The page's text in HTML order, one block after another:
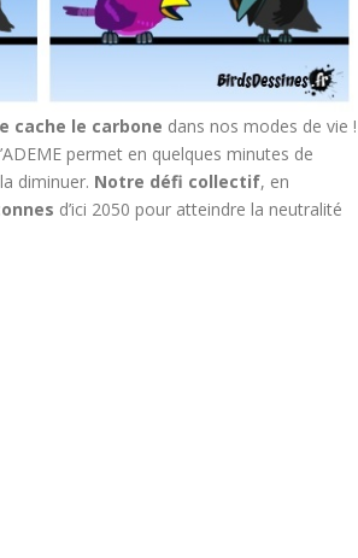
cache le carbone dans nos modes de vie !
permet en quelques minutes de
diminuer. Notre défi collectif, en
d’ici 2050 pour atteindre la neutralité